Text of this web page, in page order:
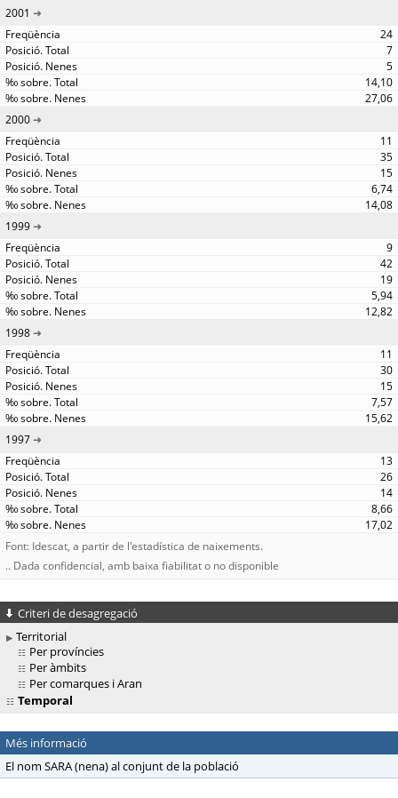
2001
24
7
5
14,10
27,06
2000
11
35
15
6,74
14,08
1999
9
42
19
5,94
12,82
1998
11
30
15
7,57
15,62
1997
13
26
14
8,66
17,02
Font: Idescat, a partir de l'estadística de naixements.
.. Dada confidencial, amb baixa fiabilitat o no disponible
Criteri de desagregació
Territorial
Per províncies
Per àmbits
Per comarques i Aran
Temporal
Més informació
El nom SARA (nena) al conjunt de la població